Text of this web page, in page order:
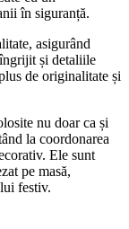
în siguranță.
asigurând
și detaliile
de originalitate și
nu doar ca și
la coordonarea
Ele sunt
pe masă,
festiv.